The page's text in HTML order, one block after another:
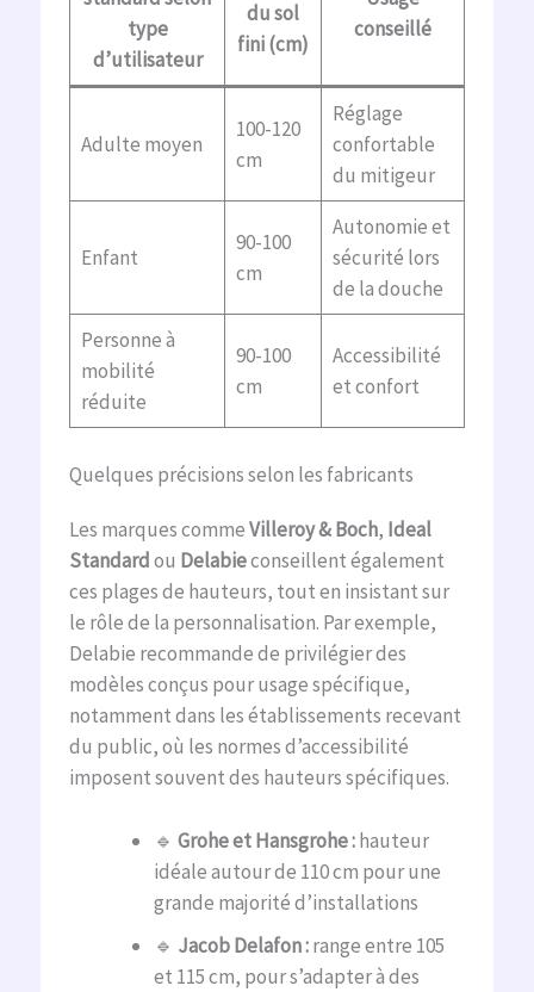
type
d’utilisateur
du sol
fini (cm)
conseillé
Adulte moyen
100-120
cm
Réglage
confortable
du mitigeur
Enfant
90-100
cm
Autonomie et
sécurité lors
de la douche
Personne à
mobilité
réduite
90-100
cm
Accessibilité
et confort
Quelques précisions selon les fabricants
Les marques commeVilleroy & Boch, Ideal
Standardou Delabieconseillent également
ces plages de hauteurs, tout en insistant sur
le rôle de la personnalisation. Par exemple,
Delabie recommande de privilégier des
modèles conçus pour usage spécifique,
notamment dans les établissements recevant
du public, où les normes d’accessibilité
imposent souvent des hauteurs spécifiques.
🔹 Grohe et Hansgrohe :hauteur
idéale autour de 110 cm pour une
grande majorité d’installations
🔹 Jacob Delafon :range entre 105
et 115 cm, pour s’adapter à des